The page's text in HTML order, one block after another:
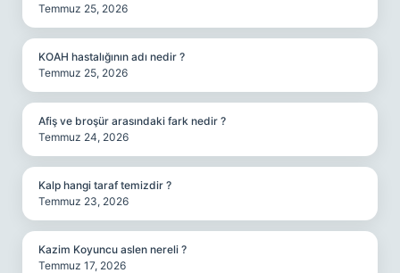
Temmuz 25, 2026
KOAH hastalığının adı nedir ?
Temmuz 25, 2026
Afiş ve broşür arasındaki fark nedir ?
Temmuz 24, 2026
Kalp hangi taraf temizdir ?
Temmuz 23, 2026
Kazim Koyuncu aslen nereli ?
Temmuz 17, 2026